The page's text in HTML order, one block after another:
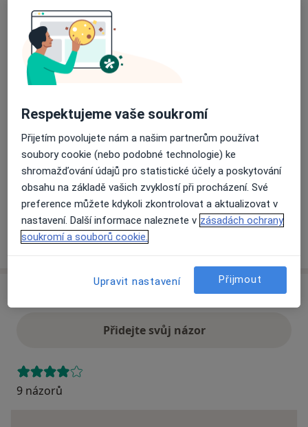
Praktický lékař
č.d. 305,Blížkovice 67155
Přiblížit mapu
Dostupnost
Na této adrese online kalendář není aktivní
Způsoby platby (soukromé návštěvy)
Na teto adrese lékař přijímá pacienty na pojišťovnu
Detaily
Více
Přidejte svůj názor
9 názorů
Respektujeme vaše soukromí
Přijetím povolujete nám a našim partnerům používat
soubory cookie (nebo podobné technologie) ke
shromažďování údajů pro statistické účely a poskytování
obsahu na základě vašich zvyklostí při procházení. Své
preference můžete kdykoli zkontrolovat a aktualizovat v
nastavení. Další informace naleznete v zásadách ochrany
soukromí a souborů cookie.
Upravit nastavení Přijmout